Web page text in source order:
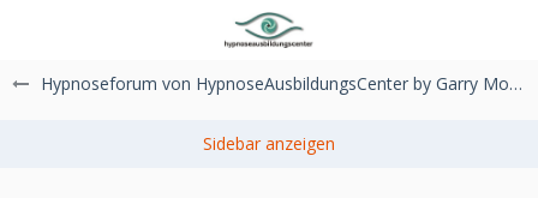
Hypnoseforum von HypnoseAusbildungsCenter by Garry Moon